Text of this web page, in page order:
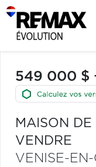
549 000 $
MAISON
VENDRE
VENISE-